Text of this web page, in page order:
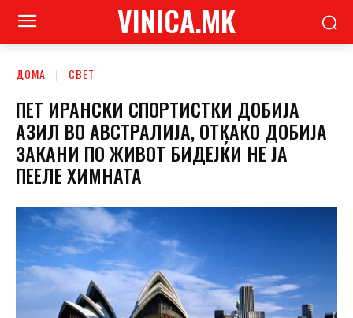
VINICA.MK
ДОМА СВЕТ
ПЕТ ИРАНСКИ СПОРТИСТКИ ДОБИЈА
АЗИЛ ВО АВСТРАЛИЈА, ОТКАКО ДОБИЈА
ЗАКАНИ ПО ЖИВОТ БИДЕЈЌИ НЕ ЈА
ПЕЕЛЕ ХИМНАТА